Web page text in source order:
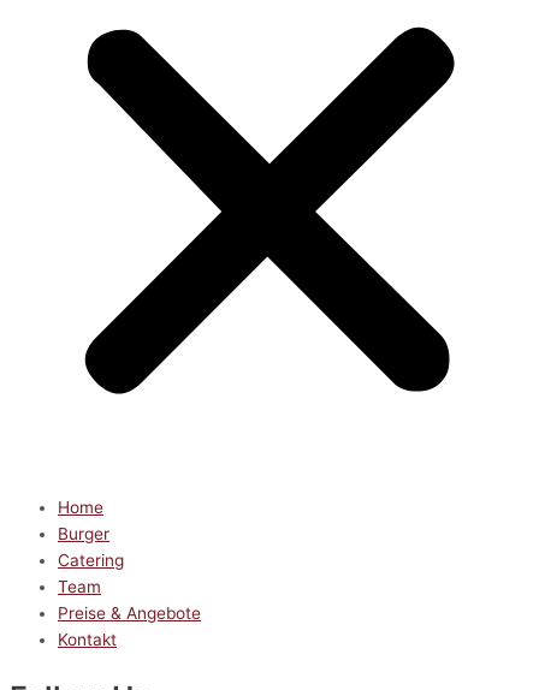
Home
Burger
Catering
Team
Preise & Angebote
Kontakt